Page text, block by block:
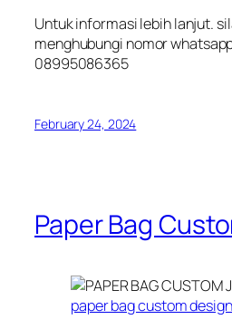
Untuk informasi lebih lanjut.
menghubungi nomor
08995086365
February 24, 2024
Paper Bag
paper bag custom design